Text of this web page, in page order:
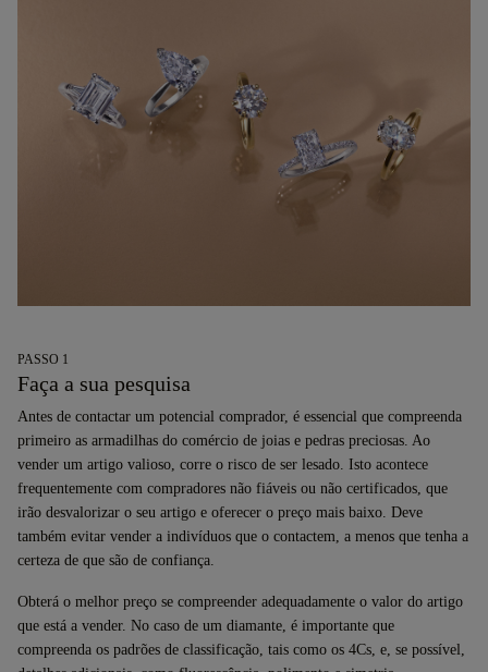
PASSO 1
Faça a sua pesquisa
Antes de contactar um potencial comprador, é essencial que compreenda
primeiro as armadilhas do comércio de joias e pedras preciosas. Ao
vender um artigo valioso, corre o risco de ser lesado. Isto acontece
frequentemente com compradores não fiáveis ou não certificados, que
irão desvalorizar o seu artigo e oferecer o preço mais baixo. Deve
também evitar vender a indivíduos que o contactem, a menos que tenha a
certeza de que são de confiança.
Obterá o melhor preço se compreender adequadamente o valor do artigo
que está a vender. No caso de um diamante, é importante que
compreenda os padrões de classificação, tais como os 4Cs, e, se possível,